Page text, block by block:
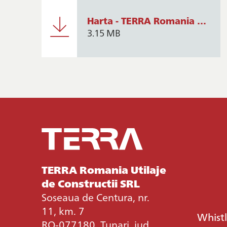
Harta - TERRA Romania Utilaje de Constructii - Sales - 11.03.2026
3.15 MB
TERRA Romania Utilaje
de Constructii SRL
Soseaua de Centura, nr.
11, km. 7
RO-077180, Tunari, jud.